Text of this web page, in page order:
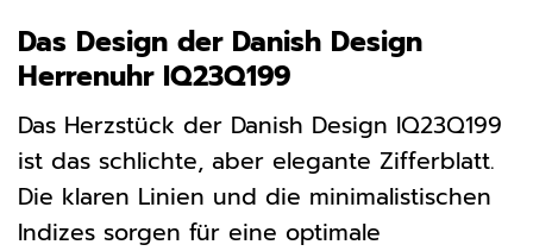
Das Design der Danish Design
Herrenuhr IQ23Q199
Das Herzstück der Danish Design IQ23Q199
ist das schlichte, aber elegante Zifferblatt.
Die klaren Linien und die minimalistischen
Indizes sorgen für eine optimale